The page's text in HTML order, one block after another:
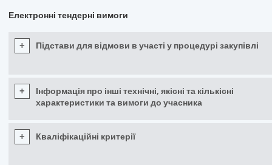
Електронні тендерні вимоги
+ Підстави для відмови в участі у процедурі закупівлі
+
Інформація про інші технічні, якісні та кількісні
характеристики та вимоги до учасника
+ Кваліфікаційні критерії